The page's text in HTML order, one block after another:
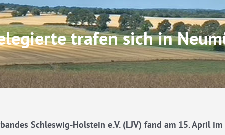
trafen sich in
Schleswig-Holstein e.V. (LJV) fand am 15. April im